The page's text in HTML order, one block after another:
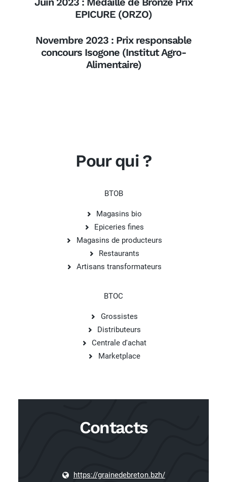
EPICURE (ORZO)
Novembre 2023 : Prix responsable
concours Isogone (Institut Agro-
Alimentaire)
Pour qui ?
BTOB
Magasins bio
Epiceries fines
Magasins de producteurs
Restaurants
Artisans transformateurs
BTOC
Grossistes
Distributeurs
Centrale d'achat
Marketplace
Contacts
https://grainedebreton.bzh/